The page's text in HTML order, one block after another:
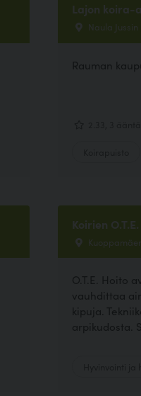
Lajon koira-
Naula
Rauman
Koirien
O.T.E. Hoito
vauhdittaa
kipuja.
arpikudosta.